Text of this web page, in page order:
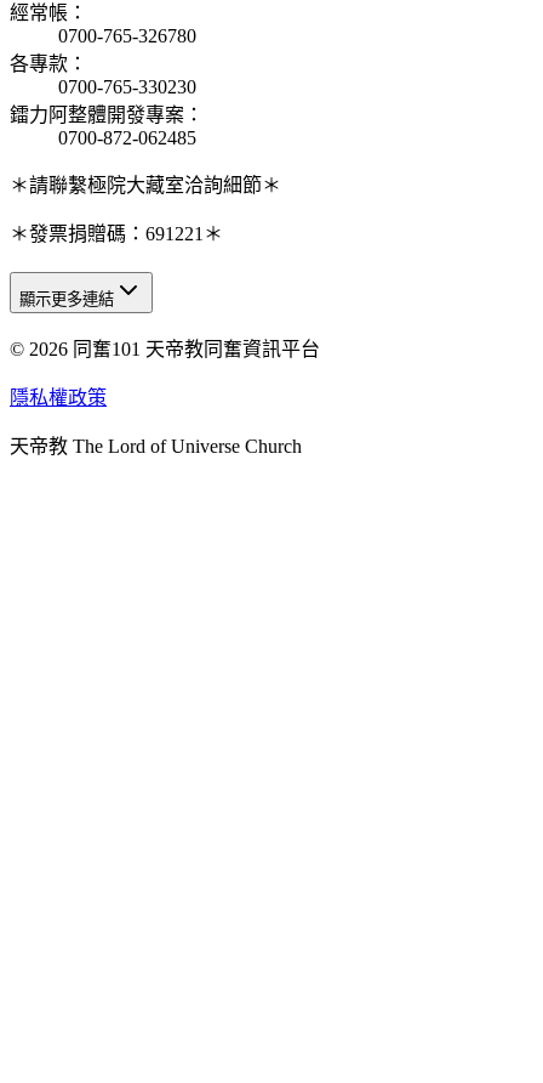
經常帳 ：
0700-765-326780
各專款 ：
0700-765-330230
鐳力阿整體開發專案 ：
0700-872-062485
＊請聯繫極院大藏室洽詢細節＊
＊發票捐贈碼：691221＊
天人研究總院
天人研究學院
天人炁功院
顯示更多連結
© 2026 同奮101 天帝教同奮資訊平台
隱私權政策
天帝教 The Lord of Universe Church